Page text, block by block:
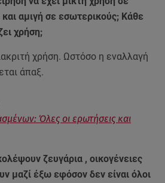
αμιγή σε εσωτερικούς; Κάθε
χρήση;
χρήση. Ωστόσο η εναλλαγή
άπαξ.
Όλες οι ερωτήσεις και
ζευγάρια , οικογένειες
μαζί έξω εφόσον δεν είναι όλοι